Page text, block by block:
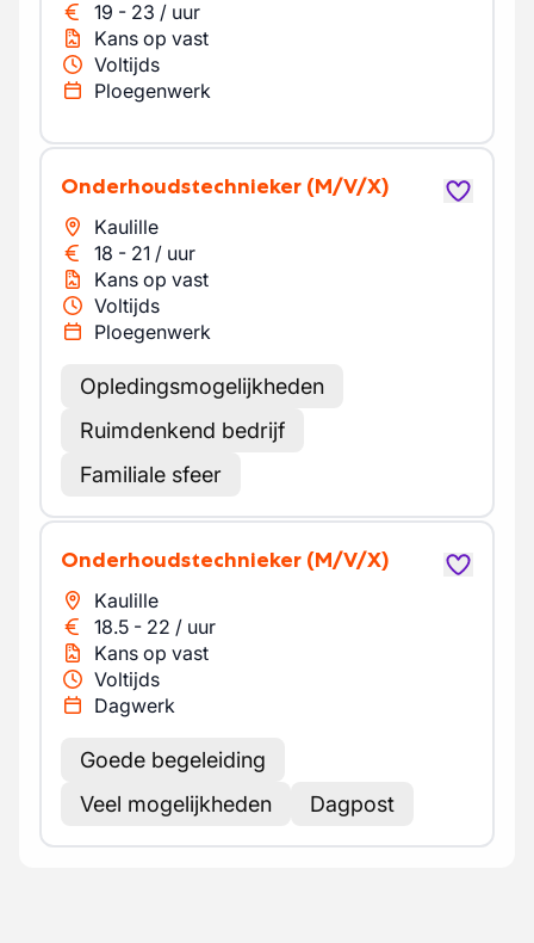
19 - 23 / uur
Kans op vast
Voltijds
Ploegenwerk
Onderhoudstechnieker (M/V/X)
Kaulille
18 - 21 / uur
Kans op vast
Voltijds
Ploegenwerk
Opledingsmogelijkheden
Ruimdenkend bedrijf
Familiale sfeer
Onderhoudstechnieker (M/V/X)
Kaulille
18.5 - 22 / uur
Kans op vast
Voltijds
Dagwerk
Goede begeleiding
Veel mogelijkheden
Dagpost